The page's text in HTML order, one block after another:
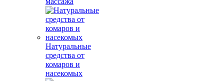
Натуральные
средства от
комаров и
насекомых